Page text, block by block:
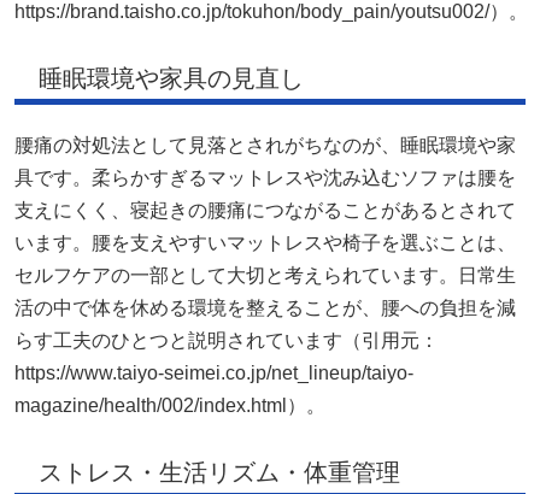
https://brand.taisho.co.jp/tokuhon/body_pain/youtsu002/）。
睡眠環境や家具の見直し
腰痛の対処法として見落とされがちなのが、睡眠環境や家
具です。柔らかすぎるマットレスや沈み込むソファは腰を
支えにくく、寝起きの腰痛につながることがあるとされて
います。腰を支えやすいマットレスや椅子を選ぶことは、
セルフケアの一部として大切と考えられています。日常生
活の中で体を休める環境を整えることが、腰への負担を減
らす工夫のひとつと説明されています（引用元：
https://www.taiyo-seimei.co.jp/net_lineup/taiyo-
magazine/health/002/index.html）。
ストレス・生活リズム・体重管理